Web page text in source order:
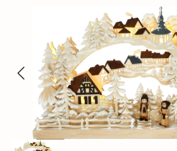
Bildergalerie überspringen